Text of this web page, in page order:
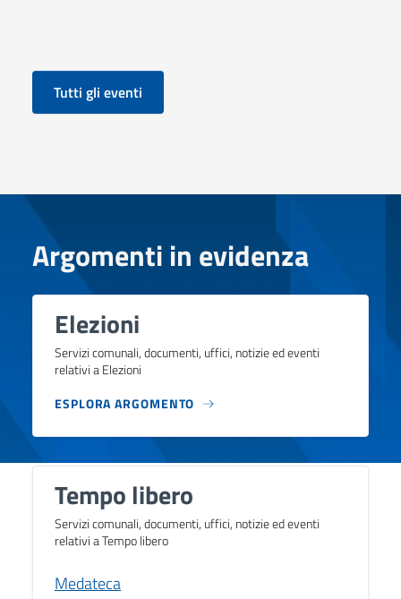
Tutti gli eventi
Argomenti in evidenza
Elezioni
Servizi comunali, documenti, uffici, notizie ed eventi
relativi a Elezioni
ESPLORA ARGOMENTO
Tempo libero
Servizi comunali, documenti, uffici, notizie ed eventi
relativi a Tempo libero
Medateca